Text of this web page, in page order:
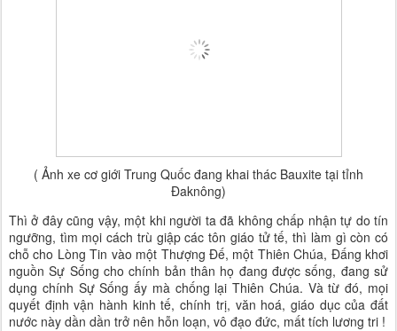
( Ảnh xe cơ giới Trung Quốc đang khai thác Bauxite tại tỉnh
Đaknông)
Thì ở đây cũng vậy, một khi người ta đã không chấp nhận tự do tín
ngưỡng, tìm mọi cách trù giập các tôn giáo tử tế, thì làm gì còn có
chỗ cho Lòng Tin vào một Thượng Đế, một Thiên Chúa, Đấng khơi
nguồn Sự Sống cho chính bản thân họ đang được sống, đang sử
dụng chính Sự Sống ấy mà chống lại Thiên Chúa. Và từ đó, mọi
quyết định vận hành kinh tế, chính trị, văn hoá, giáo dục của đất
nước này dần dần trở nên hỗn loạn, vô đạo đức, mất tích lương tri !